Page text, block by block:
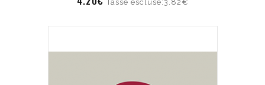
Tasse escluse:3.82€